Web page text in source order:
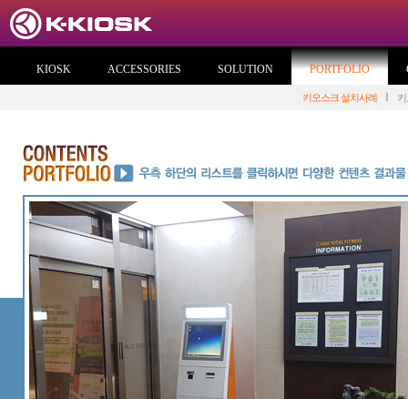
KIOSK ACCESSORIES SOLUTION PORTFOLIO
키오스크 설치사례